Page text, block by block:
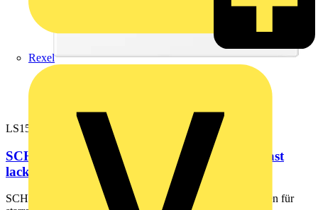
Rexel
LS1520WWM
SCHUKO®-Steckdose, 16 A 250 V ~, Duroplast
lackiert, Serie LS, schneeweiß...
SCHUKO®-Steckdose, schneeweiß matt mit Federklemmen für